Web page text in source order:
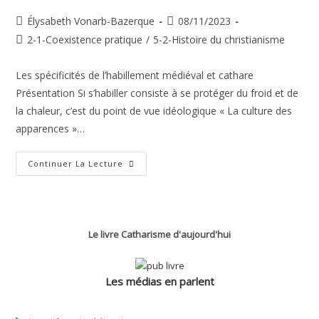
Auteur/autrice
de
Élysabeth Vonarb-Bazerque
Publication
publiée :
08/11/2023
Post2-1-Coexistence pratique / 5-2-Histoire du christianisme
Les spécificités de l’habillement médiéval et cathare
Présentation Si s’habiller consiste à se protéger du froid et de
la chaleur, c’est du point de vue idéologique « La culture des
apparences »…
Continuer La Lecture L’habillement
Médiéval
Le livre Catharisme d'aujourd'hui
Les médias en parlent